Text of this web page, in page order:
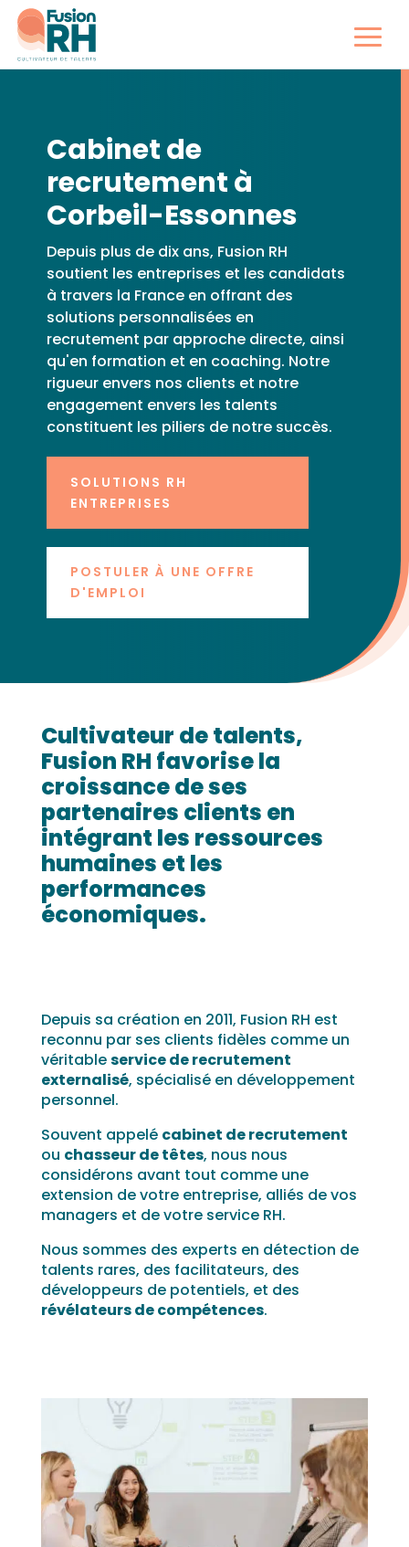
Cabinet de
recrutement à
Corbeil-Essonnes
Depuis plus de dix ans, Fusion RH
soutient les entreprises et les candidats
à travers la France en offrant des
solutions personnalisées en
recrutement par approche directe, ainsi
qu'en formation et en coaching. Notre
rigueur envers nos clients et notre
engagement envers les talents
constituent les piliers de notre succès.
SOLUTIONS RH
ENTREPRISES
POSTULER À UNE OFFRE
D'EMPLOI
Cultivateur de talents,
Fusion RH favorise la
croissance de ses
partenaires clients en
intégrant les ressources
humaines et les
performances
économiques.
Depuis sa création en 2011, Fusion RH est
reconnu par ses clients fidèles comme un
véritableservice de recrutement
externalisé, spécialisé en développement
personnel.
Souvent appelé cabinet de recrutement
ou chasseur de têtes, nous nous
considérons avant tout comme une
extension de votre entreprise, alliés de vos
managers et de votre service RH.
Nous sommes des experts en détection de
talents rares, des facilitateurs, des
développeurs de potentiels, et des
révélateurs de compétences.